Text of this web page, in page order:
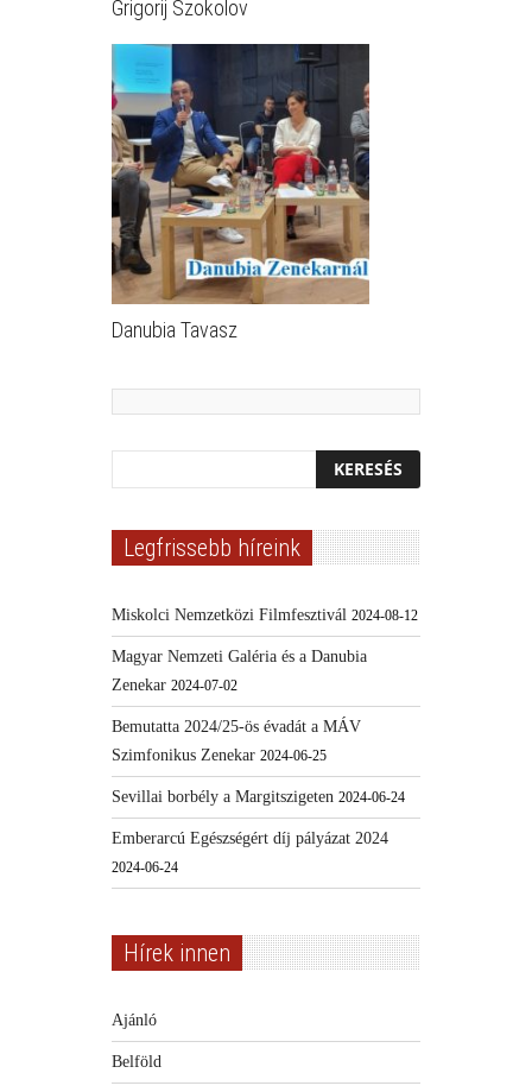
Grigorij Szokolov
Danubia Tavasz
Legfrissebb híreink
Miskolci Nemzetközi Filmfesztivál 2024-08-12
Magyar Nemzeti Galéria és a Danubia
Zenekar 2024-07-02
Bemutatta 2024/25-ös évadát a MÁV
Szimfonikus Zenekar 2024-06-25
Sevillai borbély a Margitszigeten 2024-06-24
Emberarcú Egészségért díj pályázat 2024
2024-06-24
Hírek innen
Ajánló
Belföld